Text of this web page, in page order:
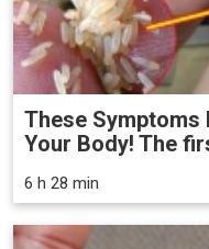
These Symptoms
Your Body! The
6 h 28 min